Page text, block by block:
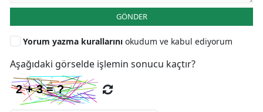
GÖNDER
Yorum yazma kurallarını okudum ve kabul ediyorum
Aşağıdaki görselde işlemin sonucu kaçtır?